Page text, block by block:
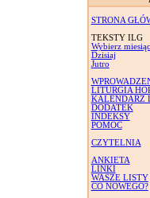
STRONA
TEKSTY ILG
Wybierz miesiąc
Dzisiaj
Jutro
LITURGIA
KALENDARZ
DODATEK
INDEKSY
POMOC
CZYTELNIA
ANKIETA
LINKI
WASZE LISTY
CO NOWEGO?